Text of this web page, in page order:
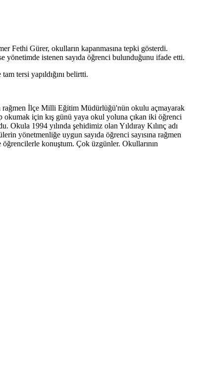
Fethi Gürer, okulların kapanmasına tepki gösterdi.
yönetimde istenen sayıda öğrenci bulunduğunu ifade etti.
tersi yapıldığını belirtti.
rağmen İlçe Milli Eğitim Müdürlüğü'nün okulu açmayarak
okumak için kış günü yaya okul yoluna çıkan iki öğrenci
1994 yılında şehidimiz olan Yıldıray Kılınç adı
yönetmenliğe uygun sayıda öğrenci sayısına rağmen
öğrencilerle konuştum. Çok üzgünler. Okullarının